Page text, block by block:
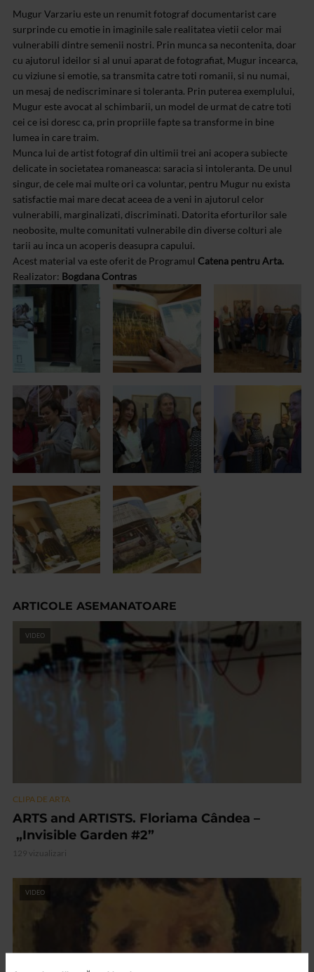
Mugur Varzariu este un renumit fotograf documentarist care
surprinde cu emotie in imaginile sale realitatea vietii celor mai
vulnerabili dintre semenii nostri. Prin munca sa necontenita, doar
cu ajutorul ideilor si al unui aparat de fotografiat, Mugur incearca,
cu viziune si emotie, sa transmita catre toti romanii, si nu numai,
un mesaj de nediscriminare si toleranta. Prin puterea exemplului,
Mugur este avocat al schimbarii, un model de urmat de catre toti
cei ce isi doresc ca, prin propriile fapte sa transforme in bine
lumea in care traim.
Munca lui de artist fotograf din ultimii trei ani acopera subiecte
delicate in societatea romaneasca: saracia si intoleranta. De unul
singur, de cele mai multe ori ca voluntar, pentru Mugur nu exista
satisfactie mai mare decat aceea de a veni in ajutorul celor
vulnerabili, marginalizati, discriminati. Datorita eforturilor sale
neobosite, multe comunitati vulnerabile din diverse colturi ale
tarii au inca un acoperis deasupra capului.
Acest material va este oferit de Programul Catena pentru Arta.
Realizator: Bogdana Contras
ARTICOLE ASEMANATOARE
VIDEO
CLIPA DE ARTA
ARTS and ARTISTS. Floriama Cândea –
„Invisible Garden #2”
129 vizualizari
VIDEO